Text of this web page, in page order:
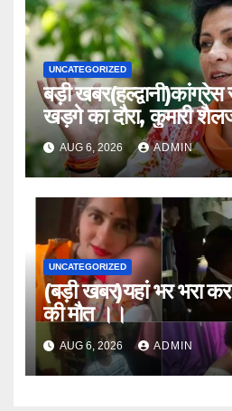
UNCATEGORIZED
बड़ी खबर(हल्द्वानी)कांग्रेस
खड़गे का दौरा, कुमारी
।।AUG 6, 2026 ADMIN
UNCATEGORIZED
(बड़ी खबर)यहां भर भरा कर
की मौत ।।
AUG 6, 2026 ADMIN